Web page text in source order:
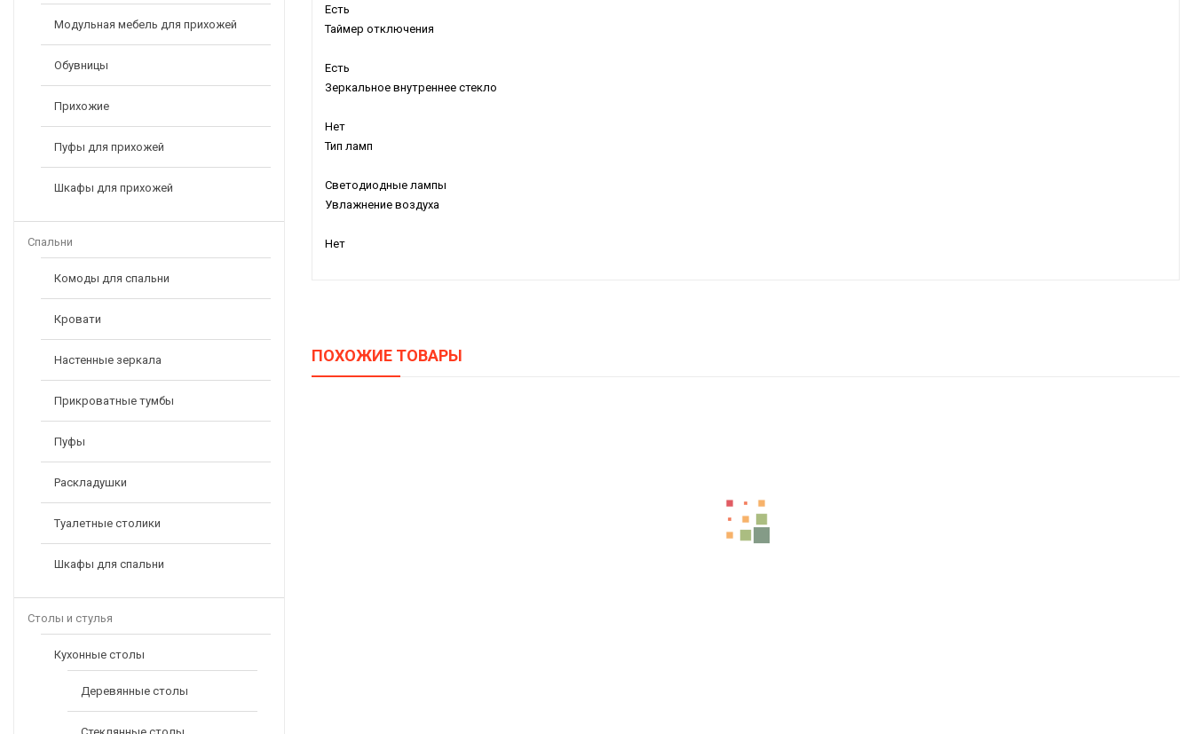
Модульная мебель для прихожей
Обувницы
Прихожие
Пуфы для прихожей
Шкафы для прихожей
Спальни
Комоды для спальни
Кровати
Настенные зеркала
Прикроватные тумбы
Пуфы
Раскладушки
Туалетные столики
Шкафы для спальни
Столы и стулья
Кухонные столы
Деревянные столы
Есть
Таймер отключения
Есть
Зеркальное внутреннее стекло
Нет
Тип ламп
Светодиодные лампы
Увлажнение воздуха
Нет
ПОХОЖИЕ ТОВАРЫ
3D-Электрокамин Country 33 AO С FireStar 33 3D
109800,00